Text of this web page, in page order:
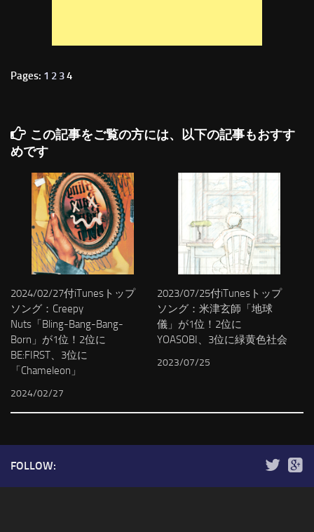
Pages: 1 2 34
この記事をご覧の方には、以下の記事もおすす
めです
2024/02/27付iTunesトップ
ソング：Creepy
Nuts「Bling-Bang-Bang-
Born」が1位！2位に
BE:FIRST、3位に
「Chameleon」
2024/02/27
2023/07/25付iTunesトップ
ソング：米津玄師「地球
儀」が1位！2位に
YOASOBI、3位に緑黄色社会
2023/07/25
FOLLOW: